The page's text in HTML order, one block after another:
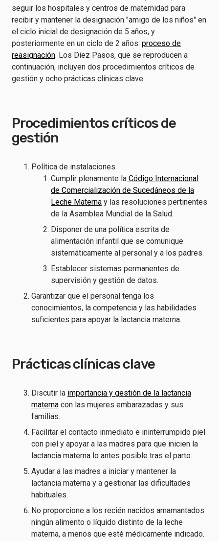
seguir los hospitales y centros de maternidad para
recibir y mantener la designación "amigo de los niños" en
el ciclo inicial de designación de 5 años, y
posteriormente en un ciclo de 2 años. proceso de
reasignación. Los Diez Pasos, que se reproducen a
continuación, incluyen dos procedimientos críticos de
gestión y ocho prácticas clínicas clave:
Procedimientos críticos de
gestión
Política de instalaciones
Cumplir plenamente la Código Internacional
de Comercialización de Sucedáneos de la
Leche Materna y las resoluciones pertinentes
de la Asamblea Mundial de la Salud.
Disponer de una política escrita de
alimentación infantil que se comunique
sistemáticamente al personal y a los padres.
Establecer sistemas permanentes de
supervisión y gestión de datos.
Garantizar que el personal tenga los
conocimientos, la competencia y las habilidades
suficientes para apoyar la lactancia materna.
Prácticas clínicas clave
Discutir la importancia y gestión de la lactancia
materna con las mujeres embarazadas y sus
familias.
Facilitar el contacto inmediato e ininterrumpido piel
con piel y apoyar a las madres para que inicien la
lactancia materna lo antes posible tras el parto.
Ayudar a las madres a iniciar y mantener la
lactancia materna y a gestionar las dificultades
habituales.
No proporcione a los recién nacidos amamantados
ningún alimento o líquido distinto de la leche
materna, a menos que esté médicamente indicado.